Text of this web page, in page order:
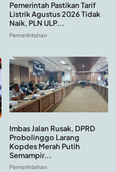
Pemerintah Pastikan Tarif
Listrik Agustus 2026 Tidak
Naik, PLN ULP...
Pemerintahan
Imbas Jalan Rusak, DPRD
Probolinggo Larang
Kopdes Merah Putih
Semampir...
Pemerintahan